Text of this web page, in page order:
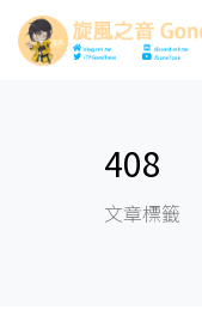
408
文章標籤